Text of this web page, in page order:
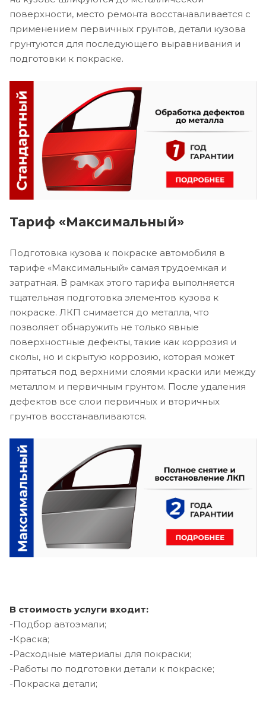
поверхности, место ремонта восстанавливается с
применением первичных грунтов, детали кузова
грунтуются для последующего выравнивания и
подготовки к покраске.
Тариф «Максимальный»
Подготовка кузова к покраске автомобиля в
тарифе «Максимальный» самая трудоемкая и
затратная. В рамках этого тарифа выполняется
тщательная подготовка элементов кузова к
покраске. ЛКП снимается до металла, что
позволяет обнаружить не только явные
поверхностные дефекты, такие как коррозия и
сколы, но и скрытую коррозию, которая может
прятаться под верхними слоями краски или между
металлом и первичным грунтом. После удаления
дефектов все слои первичных и вторичных
грунтов восстанавливаются.
В стоимость услуги входит:
-Подбор автоэмали;
-Краска;
-Расходные материалы для покраски;
-Работы по подготовки детали к покраске;
-Покраска детали;